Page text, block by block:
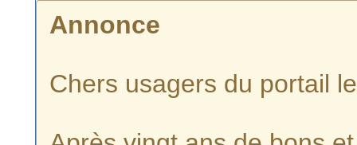
Annonce
Chers usagers du portail